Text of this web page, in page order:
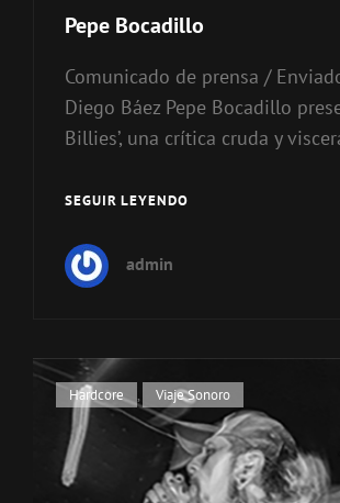
categorías
Pepe Bocadillo
Comunicado de prensa /
Diego Báez Pepe Bocadillo
Billies’, una crítica cruda y
SEGUIR LEYENDO
admin
Enlaces
categorías
Hardcore , Viaje Sonoro